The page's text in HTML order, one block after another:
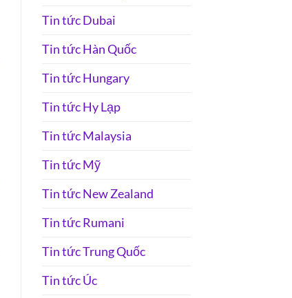
Tin tức Dubai
Tin tức Hàn Quốc
Tin tức Hungary
Tin tức Hy Lạp
Tin tức Malaysia
Tin tức Mỹ
Tin tức New Zealand
Tin tức Rumani
Tin tức Trung Quốc
Tin tức Úc